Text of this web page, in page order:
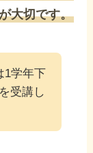
大切です。
1学年下
受講し